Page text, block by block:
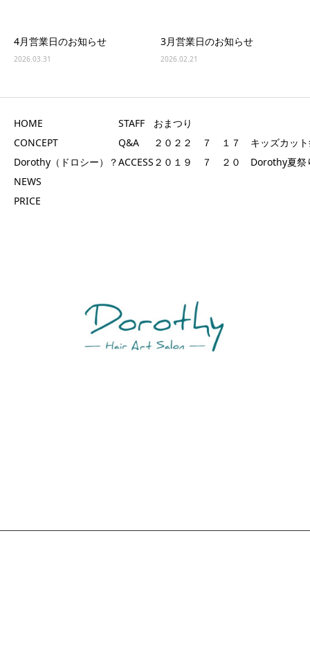
4月営業日のお知らせ
2026.03.31
3月営業日のお知らせ
2026.02.21
HOME
CONCEPT
Dorothy（ドロシー）？
NEWS
PRICE
STAFF
Q&A
ACCESS
おまつり
２０２２ ７ １７ キッズカット
２０１９ ７ ２０ Dorothy夏祭